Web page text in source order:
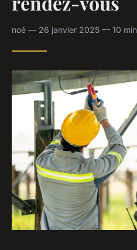
noé — 26 janvier 2025 — 10